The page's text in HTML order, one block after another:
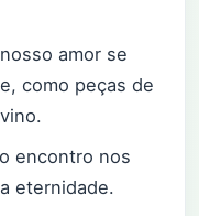
amor se
como peças de
encontro nos
eternidade.